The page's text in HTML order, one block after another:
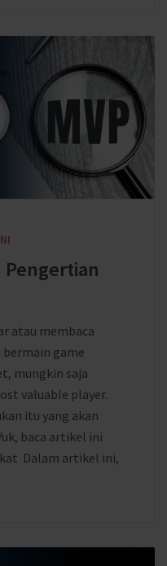
Pengertian
atau membaca
bermain game
mungkin saja
valuable player.
itu yang akan
baca artikel ini
Dalam artikel ini,